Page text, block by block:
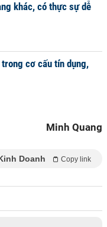
khác, có thực sự dễ
cơ cấu tín dụng,
Minh Quang
Doanh Copy link